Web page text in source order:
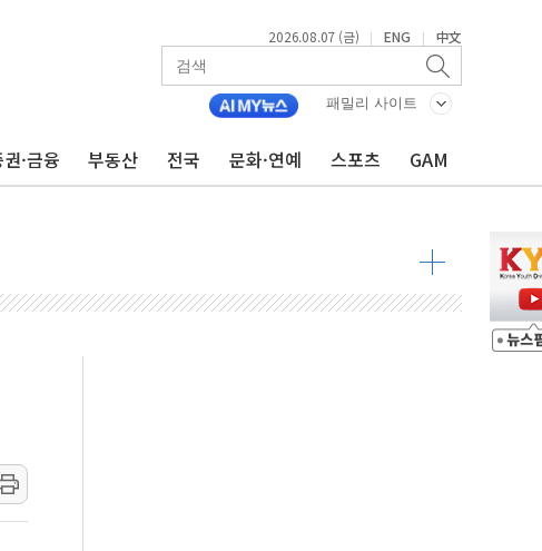
2026.08.07 (금) | ENG | 中文
패밀리 사이트
·금융 부동산 전국 문화·연예 스포츠 GAM
주불 진화...인명피해 없어
보 EX90…'올 터치'는 호불호
시간36분만에 주불진화....인명피해 없어
관…자료는 전·현직 직원으로부터 확보"
두 노선 운항허가 취득...중국 노선 다변화
그 창작자 지원 규모 2배 확대
문고 제휴 전자책 요금제 출시
호출 서비스
식...지역축제 '불금전파, 송정'과 상생